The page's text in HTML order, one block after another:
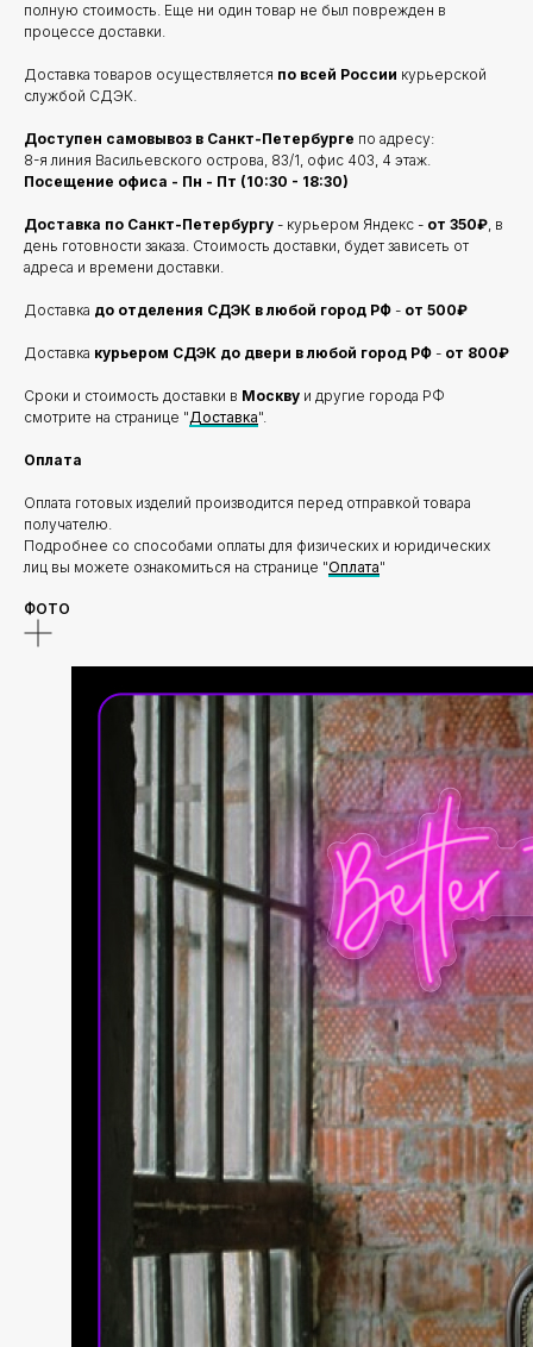
полную стоимость. Еще ни один товар не был поврежден в
процессе доставки.
Доставка товаров осуществляется по всей России курьерской
службой СДЭК.
Доступен самовывоз в Санкт-Петербурге по адресу:
8-я линия Васильевского острова, 83/1, офис 403, 4 этаж.
Посещение офиса - Пн - Пт (10:30 - 18:30)
Доставка по Санкт-Петербургу - курьером Яндекс - от 350₽, в
день готовности заказа. Стоимость доставки, будет зависеть от
адреса и времени доставки.
Доставка до отделения СДЭК в любой город РФ - от 500₽
Доставка курьером СДЭК до двери в любой город РФ - от 800₽
Сроки и стоимость доставки в Москву и другие города РФ
смотрите на странице "Доставка".
Оплата
Оплата готовых изделий производится перед отправкой товара
получателю.
Подробнее со способами оплаты для физических и юридических
лиц вы можете ознакомиться на странице "Оплата"
ФОТО